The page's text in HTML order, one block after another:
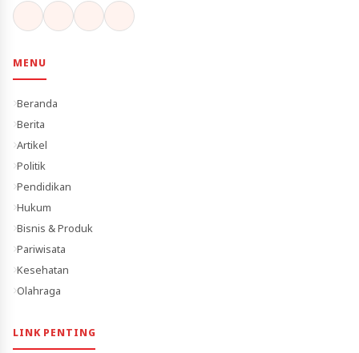
MENU
Beranda
Berita
Artikel
Politik
Pendidikan
Hukum
Bisnis & Produk
Pariwisata
Kesehatan
Olahraga
LINK PENTING